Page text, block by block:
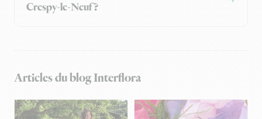
Crespy-le-Neuf ?
Articles du blog Interflora